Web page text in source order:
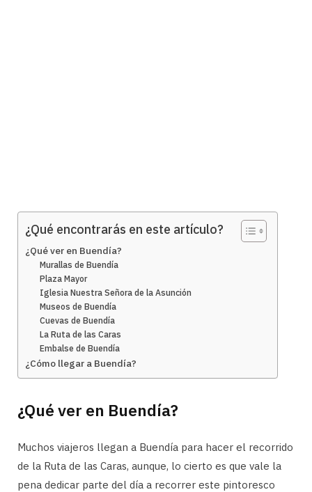
¿Qué encontrarás en este artículo?
¿Qué ver en Buendía?
Murallas de Buendía
Plaza Mayor
Iglesia Nuestra Señora de la Asunción
Museos de Buendía
Cuevas de Buendía
La Ruta de las Caras
Embalse de Buendía
¿Cómo llegar a Buendía?
¿Qué ver en Buendía?
Muchos viajeros llegan a Buendía para hacer el recorrido
de la Ruta de las Caras, aunque, lo cierto es que vale la
pena dedicar parte del día a recorrer este pintoresco